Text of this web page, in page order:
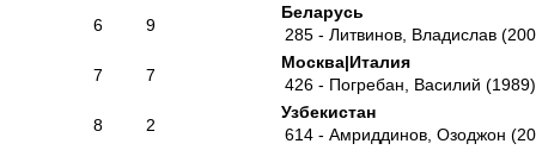
6 9
Беларусь
285 - Литвинов, Владислав
7 7
Москва|Италия
426 - Погребан, Василий (1989)
8 2
Узбекистан
614 - Амриддинов, Озоджон